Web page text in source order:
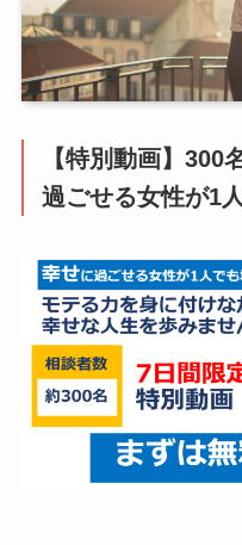
【特別動画】300
過ごせる女性が1